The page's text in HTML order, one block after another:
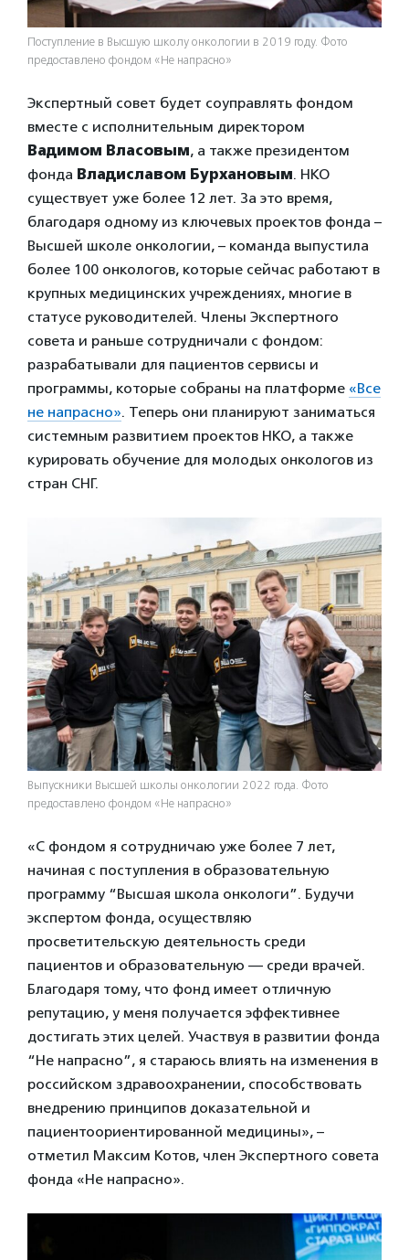
Поступление в Высшую школу онкологии в 2019 году. Фото
предоставлено фондом «Не напрасно»
Экспертный совет будет соуправлять фондом
вместе с исполнительным директором
Вадимом Власовым, а также президентом
фонда Владиславом Бурхановым. НКО
существует уже более 12 лет. За это время,
благодаря одному из ключевых проектов фонда –
Высшей школе онкологии, – команда выпустила
более 100 онкологов, которые сейчас работают в
крупных медицинских учреждениях, многие в
статусе руководителей. Члены Экспертного
совета и раньше сотрудничали с фондом:
разрабатывали для пациентов сервисы и
программы, которые собраны на платформе «Все
не напрасно». Теперь они планируют заниматься
системным развитием проектов НКО, а также
курировать обучение для молодых онкологов из
стран СНГ.
Выпускники Высшей школы онкологии 2022 года. Фото
предоставлено фондом «Не напрасно»
«С фондом я сотрудничаю уже более 7 лет,
начиная с поступления в образовательную
программу “Высшая школа онкологи”. Будучи
экспертом фонда, осуществляю
просветительскую деятельность среди
пациентов и образовательную — среди врачей.
Благодаря тому, что фонд имеет отличную
репутацию, у меня получается эффективнее
достигать этих целей. Участвуя в развитии фонда
“Не напрасно”, я стараюсь влиять на изменения в
российском здравоохранении, способствовать
внедрению принципов доказательной и
пациентоориентированной медицины», –
отметил Максим Котов, член Экспертного совета
фонда «Не напрасно».